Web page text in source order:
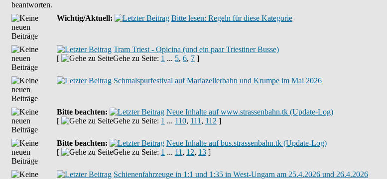
Wichtig/Aktuell: Bitte lesen: Regeln für diese Kategorie
Tram Triest - Opicina (und ein paar Triestiner Busse)
[
Gehe zu Seite: 1 ... 5, 6, 7 ]
Schmalspurfestival auf Mariazellerbahn und Krumpe im Mai 2026
Bitte beachten:
Neue Inhalte auf www.strassenbahn.tk (Update-Log)
[
Gehe zu Seite: 1 ... 110, 111 , 112 ]
Bitte beachten:
Neue Inhalte auf bus.strassenbahn.tk (Update-Log)
[
Gehe zu Seite: 1 ... 11 , 12, 13 ]
Schienenfahrzeuge in 1:1 und 1:35 in West-Ungarn am 25.4.2026 und 26.4.2026